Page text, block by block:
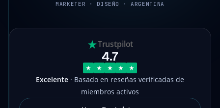
MARKETER · DISEÑO · ARGENTINA
Trustpilot
4.7
Excelente · Basado en reseñas verificadas de
miembros activos